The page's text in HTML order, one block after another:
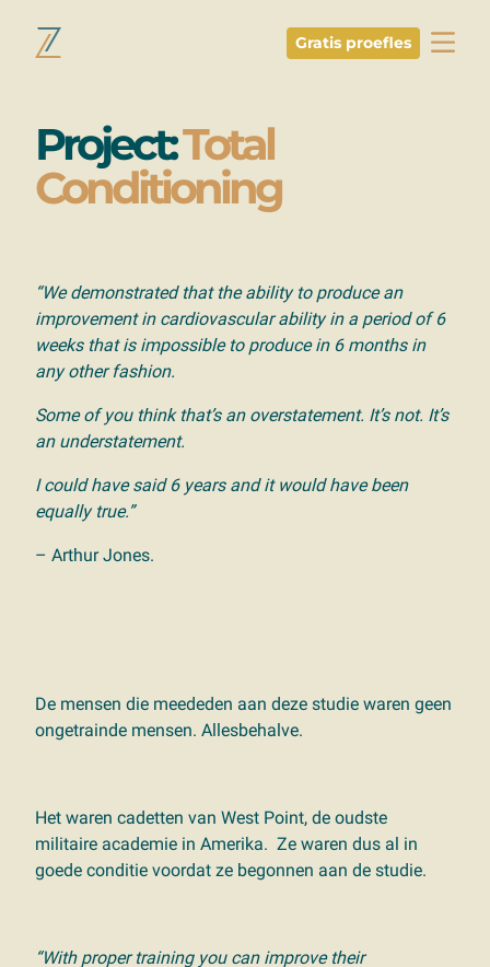
Gratis proefles
Project:Total
Conditioning
“We demonstrated that the ability to produce an
improvement in cardiovascular ability in a period of 6
weeks that is impossible to produce in 6 months in
any other fashion.
Some of you think that’s an overstatement. It’s not. It’s
an understatement.
I could have said 6 years and it would have been
equally true.”
– Arthur Jones.
De mensen die meededen aan deze studie waren geen
ongetrainde mensen. Allesbehalve.
Het waren cadetten van West Point, de oudste
militaire academie in Amerika. Ze waren dus al in
goede conditie voordat ze begonnen aan de studie.
“With proper training you can improve their